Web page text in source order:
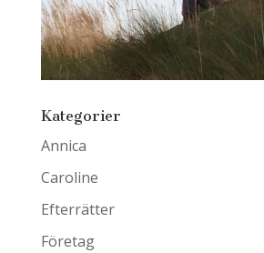
Kategorier
Annica
Caroline
Efterrätter
Företag